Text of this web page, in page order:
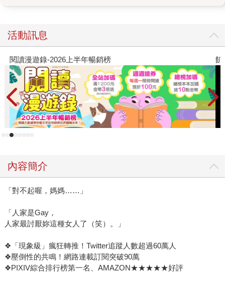
我就去參加了這場熱鬧無比的座談，印象深刻，書中主角現
身說法，讓籌備中的書裡令人驚奇的故事，頓時有了更加鮮
明的形象。 再更往前推回一年多以前的2018年中，因為工作
上合作夥伴的介紹，我去了熱線談老年女同志的口述歷史的
出版合作。因為參加過熱線的募款晚會，對熱線的業務算是
大概有基礎的理解，我對於社工工作的理解，大概也都是因
為看到熱線繁忙的業務才略知一二的（還是再三強調，社工
是專業的工作，不是志工喔！）也知道熱線之前出版過《彩
虹熟年巴士：12位老年同志的青春記憶》。但一直到開會時
的資料搜集，而且已經工作了六年，還在持續進行中。 《彩
虹熟年巴士》的出版當初，並非規畫只做老年男同志的口述
歷史（從書名上也可以看到並沒有這樣的區分），只是最早
志，這讓當時參與新書發表會工作的「同」暗自許下心願，
要推動熟齡女同志的口述歷史——當時應該沒想到，這一推
就推了八年。不諱言的，尋找願意受訪的熟齡女同志，比男
同志辛苦許多，許多熟齡女同志因為家庭和工作環境，現身
的壓力極大（當然，書裡的生命故事都隱去可以辨識當事人
活動訊息
閱讀漫遊錄-2026上半年暢銷榜 飢
內容簡介
「對不起喔，媽媽……」
「人家是Gay，
人家最討厭妳這種女人了（笑）。」
❖「現象級」瘋狂轉推！Twitter追蹤人數超過60萬人
❖壓倒性的共鳴！網路連載訂閱突破90萬
❖PIXIV綜合排行榜第一名、AMAZON★★★★★好評